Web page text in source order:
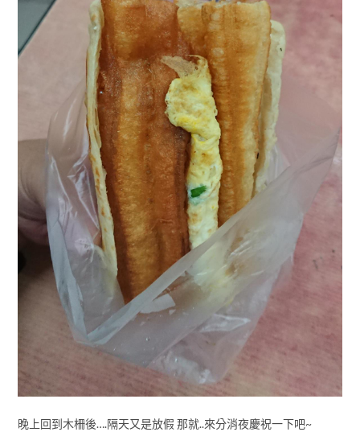
晚上回到木柵後….隔天又是放假 那就..來分消夜慶祝一下吧~